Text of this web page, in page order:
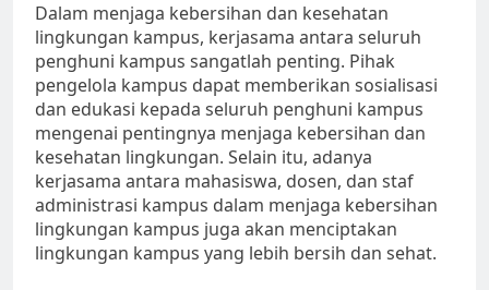
Dalam menjaga kebersihan dan kesehatan
lingkungan kampus, kerjasama antara seluruh
penghuni kampus sangatlah penting. Pihak
pengelola kampus dapat memberikan sosialisasi
dan edukasi kepada seluruh penghuni kampus
mengenai pentingnya menjaga kebersihan dan
kesehatan lingkungan. Selain itu, adanya
kerjasama antara mahasiswa, dosen, dan staf
administrasi kampus dalam menjaga kebersihan
lingkungan kampus juga akan menciptakan
lingkungan kampus yang lebih bersih dan sehat.